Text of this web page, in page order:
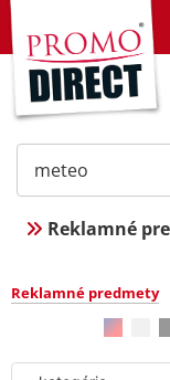
Reklamné
Reklamné predmety